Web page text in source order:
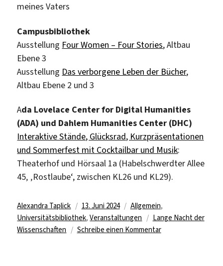
meines Vaters
Campusbibliothek
Ausstellung Four Women – Four Stories, Altbau
Ebene 3
Ausstellung Das verborgene Leben der Bücher,
Altbau Ebene 2 und 3
Ada Lovelace Center for Digital Humanities
(ADA) und Dahlem Humanities Center (DHC)
Interaktive Stände, Glücksrad, Kurzpräsentationen
und Sommerfest mit Cocktailbar und Musik:
Theaterhof und Hörsaal 1a (Habelschwerdter Allee
45‚ ‚Rostlaube‘, zwischen KL26 und KL29).
Autor
Alexandra Taplick
Veröffentlicht
am
13. Juni 2024 Kategorien
Allgemein,
Universitätsbibliothek,Veranstaltungen Schlagwörter
Lange Nacht der
Wissenschaften
Schreibe einen Kommentarzu